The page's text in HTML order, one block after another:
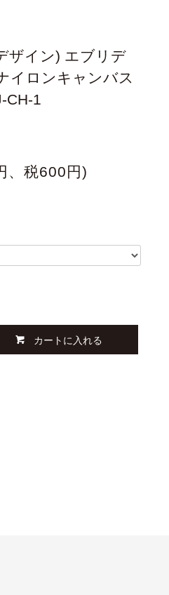
ザイン) エブリデ
イロンキャンバス
CH-1
、税600円)
カートに入れる